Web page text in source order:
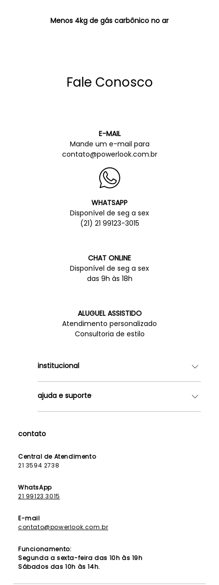
Menos 4kg de gás carbônico no ar
Fale Conosco
E-MAIL
Mande um e-mail para
contato@powerlook.com.br
WHATSAPP
Disponível de seg a sex
(21) 21 99123-3015
CHAT ONLINE
Disponível de seg a sex
das 9h às 18h
ALUGUEL ASSISTIDO
Atendimento personalizado
Consultoria de estilo
institucional
Lojas
Como Funciona
Lista de Formandas
ajuda e suporte
Política de Privacidade
contato
Central de Atendimento
21 3594 2738
WhatsApp
21 99123 3015
E-mail
contato@powerlook.com.br
Funcionamento:
Segunda a sexta-feira das 10h às 19h
Sábados das 10h às 14h.